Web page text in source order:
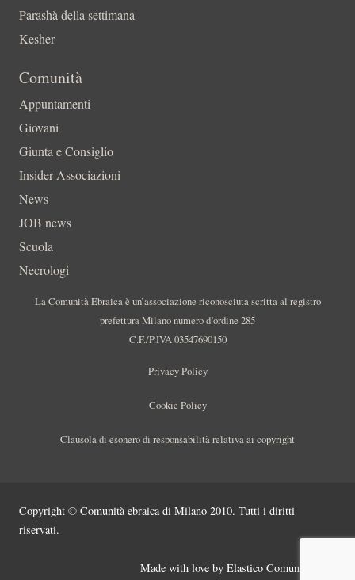
Parashà della settimana
Kesher
Comunità
Appuntamenti
Giovani
Giunta e Consiglio
Insider-Associazioni
News
JOB news
Scuola
Necrologi
La Comunità Ebraica è un’associazione riconosciuta scritta al registro
prefettura Milano numero d’ordine 285
C.F./P.IVA 03547690150
Privacy Policy
Cookie Policy
Clausola di esonero di responsabilità relativa ai copyright
Copyright © Comunità ebraica di Milano 2010. Tutti i diritti
riservati.
Made with love by Elastico Comunicazione